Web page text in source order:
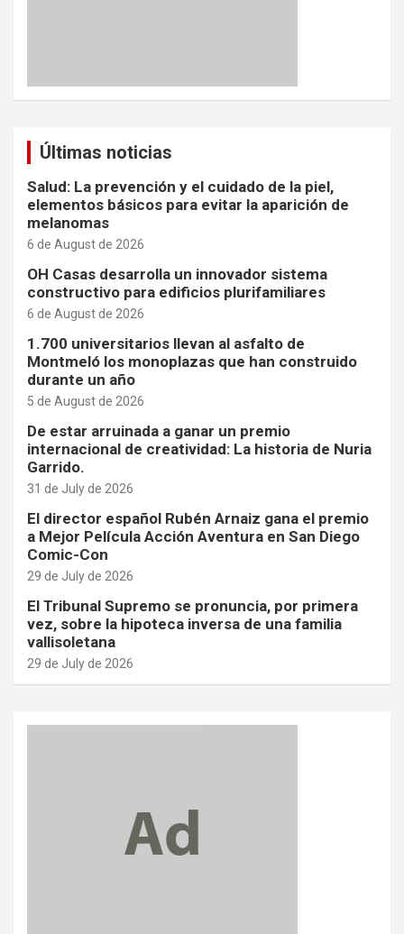
Últimas noticias
Salud: La prevención y el cuidado de la piel,
elementos básicos para evitar la aparición de
melanomas
6 de August de 2026
OH Casas desarrolla un innovador sistema
constructivo para edificios plurifamiliares
6 de August de 2026
1.700 universitarios llevan al asfalto de
Montmeló los monoplazas que han construido
durante un año
5 de August de 2026
De estar arruinada a ganar un premio
internacional de creatividad: La historia de Nuria
Garrido.
31 de July de 2026
El director español Rubén Arnaiz gana el premio
a Mejor Película Acción Aventura en San Diego
Comic-Con
29 de July de 2026
El Tribunal Supremo se pronuncia, por primera
vez, sobre la hipoteca inversa de una familia
vallisoletana
29 de July de 2026